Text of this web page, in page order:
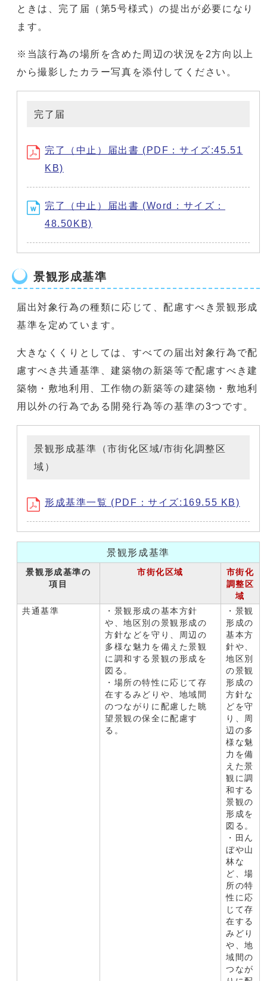
ときは、完了届（第5号様式）の提出が必要になり
ます。
※当該行為の場所を含めた周辺の状況を2方向以上
から撮影したカラー写真を添付してください。
完了届
完了（中止）届出書 (PDF：サイズ:45.51
KB)
完了（中止）届出書 (Word：サイズ：
48.50KB)
景観形成基準
届出対象行為の種類に応じて、配慮すべき景観形成
基準を定めています。
大きなくくりとしては、すべての届出対象行為で配
慮すべき共通基準、建築物の新築等で配慮すべき建
築物・敷地利用、工作物の新築等の建築物・敷地利
用以外の行為である開発行為等の基準の3つです。
景観形成基準（市街化区域/市街化調整区
域）
形成基準一覧 (PDF：サイズ:169.55 KB)
景観形成基準
景観形成基準の
項目
市街化区域
市街化
調整区
域
共通基準
・景観形成の基本方針
や、地区別の景観形成の
方針などを守り、周辺の
多様な魅力を備えた景観
に調和する景観の形成を
図る。
・場所の特性に応じて存
在するみどりや、地域間
のつながりに配慮した眺
望景観の保全に配慮す
る。
・景観
形成の
基本方
針や、
地区別
の景観
形成の
方針な
どを守
り、周
辺の多
様な魅
力を備
えた景
観に調
和する
景観の
形成を
図る。
・田ん
ぼや山
林な
ど、場
所の特
性に応
じて存
在する
みどり
や、地
域間の
つなが